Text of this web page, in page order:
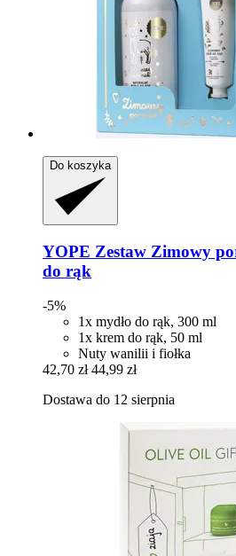
Do koszyka
YOPE Zestaw Zimowy
do rąk
-5%
1x mydło do rąk, 300 ml
1x krem do rąk, 50 ml
Nuty wanilii i fiołka
42,70 zł 44,99 zł
Dostawa do 12 sierpnia